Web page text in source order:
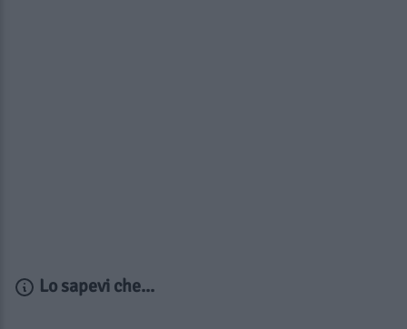
Lo sapevi che...